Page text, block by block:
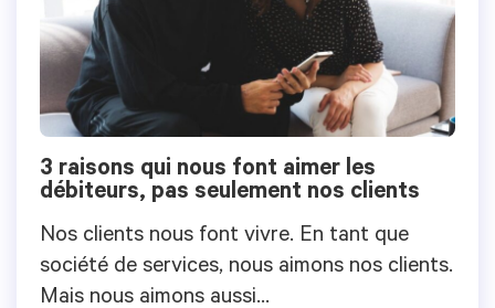
3 raisons qui nous font aimer les
débiteurs, pas seulement nos clients
Nos clients nous font vivre. En tant que
société de services, nous aimons nos clients.
Mais nous aimons aussi...